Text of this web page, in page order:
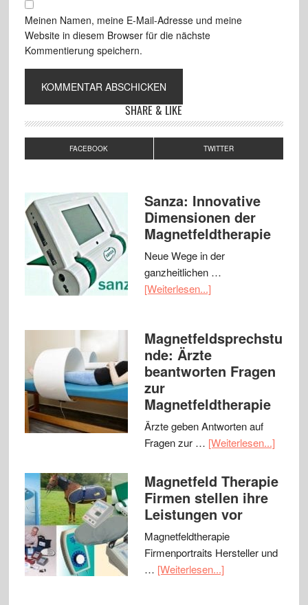
Meinen Namen, meine E-Mail-Adresse und meine
Website in diesem Browser für die nächste
Kommentierung speichern.
SHARE & LIKE
FACEBOOK TWITTER
Sanza: Innovative
Dimensionen der
Magnetfeldtherapie
Neue Wege in der
ganzheitlichen …
[Weiterlesen...]
Magnetfeldsprechstu
nde: Ärzte
beantworten Fragen
zur
Magnetfeldtherapie
Ärzte geben Antworten auf
Fragen zur … [Weiterlesen...]
Magnetfeld Therapie
Firmen stellen ihre
Leistungen vor
Magnetfeldtherapie
Firmenportraits Hersteller und
… [Weiterlesen...]